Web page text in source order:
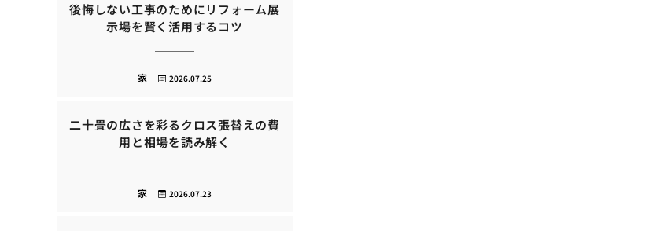
後悔しない工事のためにリフォーム展
示場を賢く活用するコツ
2026.07.25
家
二十畳の広さを彩るクロス張替えの費
用と相場を読み解く
2026.07.23
家